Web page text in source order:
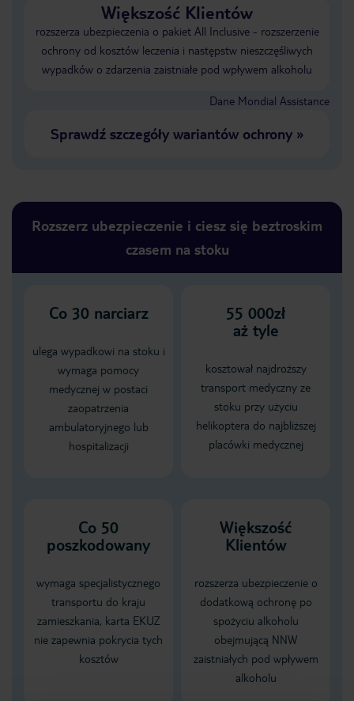
Większość Klientów
rozszerza ubezpieczenia o pakiet All Inclusive - rozszerzenie
ochrony od kosztów leczenia i następstw nieszczęśliwych
wypadków o zdarzenia zaistniałe pod wpływem alkoholu
Dane Mondial Assistance
Sprawdź szczegóły wariantów ochrony»
Rozszerz ubezpieczenie i ciesz się beztroskim
czasem na stoku
Co 30 narciarz
ulega wypadkowi na stoku i
wymaga pomocy
medycznej w postaci
zaopatrzenia
ambulatoryjnego lub
hospitalizacji
55 000zł
aż tyle
kosztował najdroższy
transport medyczny ze
stoku przy użyciu
helikoptera do najbliższej
placówki medycznej
Co 50
poszkodowany
wymaga specjalistycznego
transportu do kraju
zamieszkania, karta EKUZ
nie zapewnia pokrycia tych
kosztów
Większość
Klientów
rozszerza ubezpieczenie o
dodatkową ochronę po
spożyciu alkoholu
obejmującą NNW
zaistniałych pod wpływem
alkoholu